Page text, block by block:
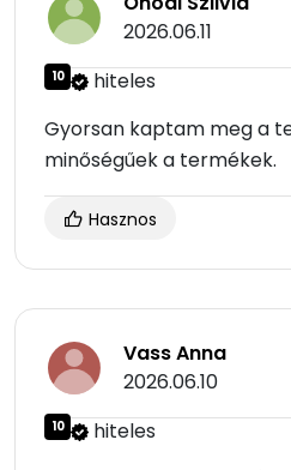
2026.06.11
10
hiteles
Gyorsan kaptam meg a
minőségűek a termékek.
Hasznos
Vass Anna
2026.06.10
10
hiteles